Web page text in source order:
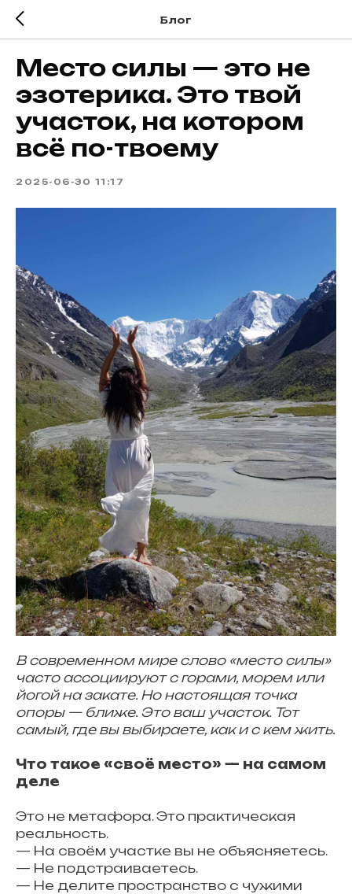
Блог
Место силы — это не
эзотерика. Это твой
участок, на котором
всё по-твоему
2025-06-30 11:17
В современном мире слово «место силы»
часто ассоциируют с горами, морем или
йогой на закате. Но настоящая точка
опоры — ближе. Это ваш участок. Тот
самый, где вы выбираете, как и с кем жить.
Что такое «своё место» — на самом
деле
Это не метафора. Это практическая
реальность.
— На своём участке вы не объясняетесь.
— Не подстраиваетесь.
— Не делите пространство с чужими